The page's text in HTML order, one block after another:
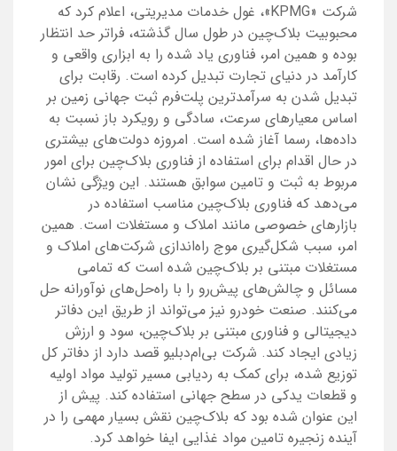
شرکت «KPMG»، غول خدمات مدیریتی، اعلام کرد که
محبوبیت بلاک‌چین در طول سال گذشته، فراتر حد انتظار
بوده و همین امر، فناوری یاد شده را به ابزاری واقعی و
کارآمد در دنیای تجارت تبدیل کرده است. رقابت برای
تبدیل شدن به سرآمدترین پلت‌فرم ثبت جهانی زمین بر
اساس معیارهای سرعت، سادگی و رویکرد باز نسبت به
داده‌ها، رسما آغاز شده است. امروزه دولت‌های بیشتری
در حال اقدام برای استفاده از فناوری بلاک‌چین برای امور
مربوط به ثبت و تامین سوابق هستند. این ویژگی نشان
می‌دهد که فناوری بلاک‌چین مناسب استفاده در
بازارهای خصوصی مانند املاک و مستغلات است. همین
امر، سبب شکل‌گیری موج راه‌اندازی شرکت‌های املاک و
مستغلات مبتنی بر بلاک‌چین شده است که تمامی
مسائل و چالش‌های پیش‌رو را با راه‌حل‌های نوآورانه حل
می‌کنند. صنعت خودرو نیز می‌تواند از طریق این دفاتر
دیجیتالی و فناوری مبتنی بر بلاک‌چین، سود و ارزش
زیادی ایجاد کند. شرکت بی‌ام‌دبلیو قصد دارد از دفاتر کل
توزیع شده، برای کمک به ردیابی مسیر تولید مواد اولیه
و قطعات یدکی در سطح جهانی استفاده کند. پیش از
این عنوان شده بود که بلاک‌چین نقش بسیار مهمی را در
آینده زنجیره تامین مواد غذایی ایفا خواهد کرد.